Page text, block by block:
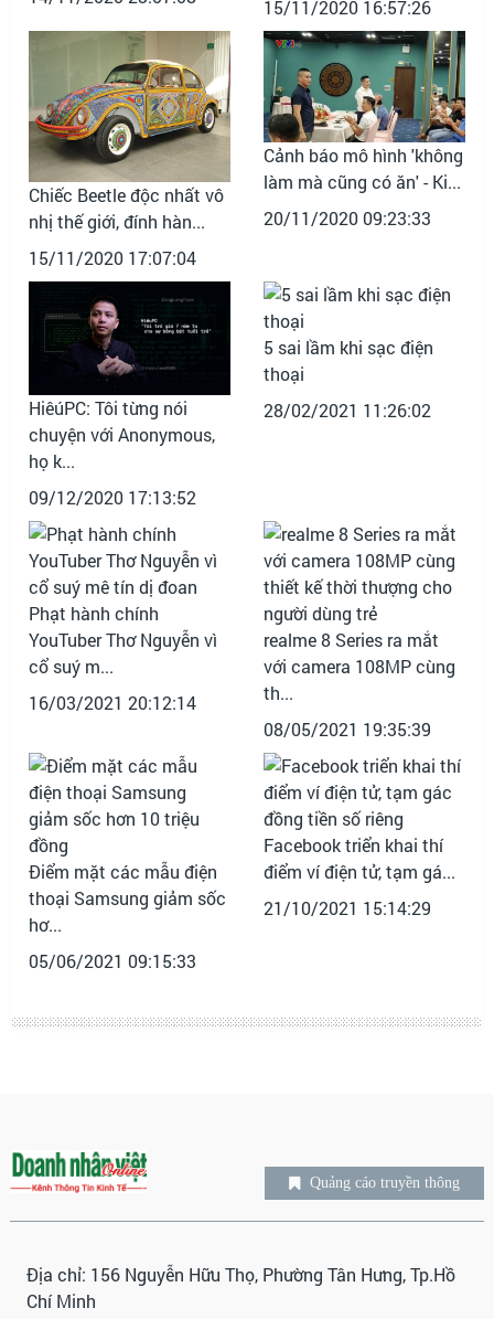
15/11/2020 16:57:26
Chiếc Beetle độc nhất vô
nhị thế giới, đính hàn...
15/11/2020 17:07:04
Cảnh báo mô hình 'không
làm mà cũng có ăn' - Ki...
20/11/2020 09:23:33
HiêúPC: Tôi từng nói
chuyện với Anonymous,
họ k...
09/12/2020 17:13:52
5 sai lầm khi sạc điện
thoại
28/02/2021 11:26:02
Phạt hành chính
YouTuber Thơ Nguyễn vì
cổ suý m...
16/03/2021 20:12:14
realme 8 Series ra mắt
với camera 108MP cùng
th...
08/05/2021 19:35:39
Điểm mặt các mẫu điện
thoại Samsung giảm sốc
hơ...
05/06/2021 09:15:33
Facebook triển khai thí
điểm ví điện tử, tạm gá...
21/10/2021 15:14:29
Quảng cáo truyền thông
Địa chỉ: 156 Nguyễn Hữu Thọ, Phường Tân Hưng, Tp.Hồ
Chí Minh